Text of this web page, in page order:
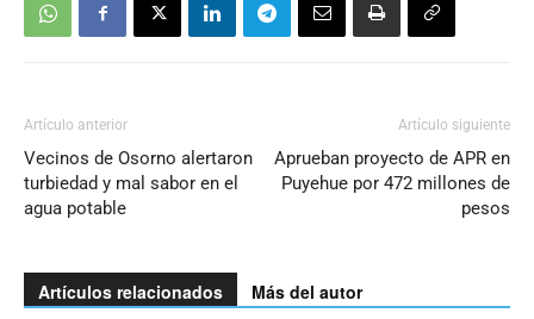
Artículo anterior
Vecinos de Osorno alertaron
turbiedad y mal sabor en el
agua potable
Artículo siguiente
Aprueban proyecto de APR en
Puyehue por 472 millones de
pesos
Artículos relacionados Más del autor